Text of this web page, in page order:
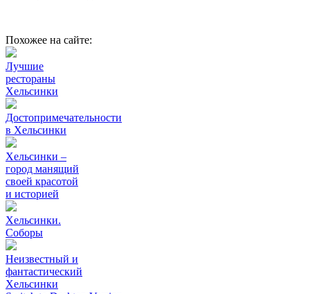
Похожее на сайте:
Лучшие
рестораны
Хельсинки
Достопримечательности
в Хельсинки
Хельсинки –
город манящий
своей красотой
и историей
Хельсинки.
Соборы
Неизвестный и
фантастический
Хельсинки